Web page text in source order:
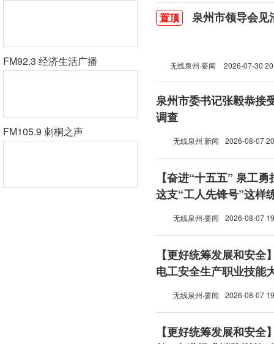
FM92.3 经济生活广播
FM105.9 刺桐之声
置顶 泉州市领导会见
无线泉州·要闻 2026-07-30
泉州市委书记张毅恭接
调查
无线泉州 新闻 2026-08-07
【奋进“十五五” 泉工
这支“工人先锋号”这样
无线泉州·要闻 2026-08-07
【更好统筹发展和安全
电工安全生产职业技能
无线泉州·要闻 2026-08-07
【更好统筹发展和安全